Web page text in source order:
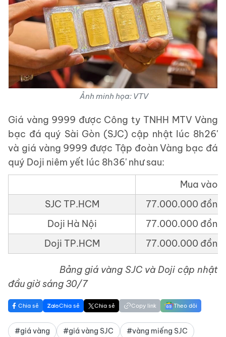
Ảnh minh họa: VTV
Giá vàng 9999 được Công ty TNHH MTV Vàng
bạc đá quý Sài Gòn (SJC) cập nhật lúc 8h26'
và giá vàng 9999 được Tập đoàn Vàng bạc đá
quý Doji niêm yết lúc 8h36' như sau:
Mua vào
SJC TP.HCM
77.000.000
Doji Hà Nội
77.000.000
Doji TP.HCM
77.000.000
Bảng giá vàng SJC và Doji cập nhật
đầu giờ sáng 30/7
Chia sẻ Chia sẻ Chia sẻ Copy link Theo dõi
#giá vàng #giá vàng SJC #vàng miếng SJC